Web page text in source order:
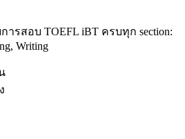
รสอบ TOEFL iBT ครบทุก section:
Writing